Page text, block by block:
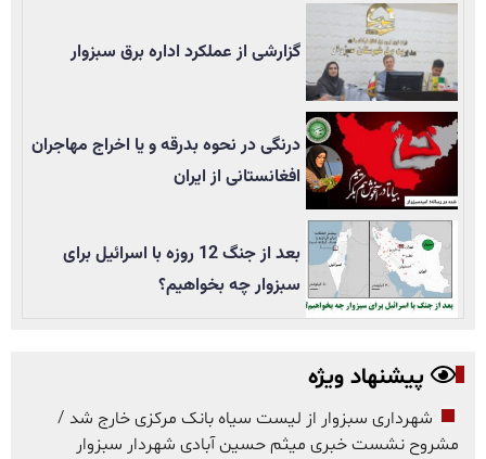
گزارشی از عملکرد اداره برق سبزوار
درنگی در نحوه بدرقه و یا اخراج مهاجران
افغانستانی از ایران
بعد از جنگ 12 روزه با اسرائیل برای
سبزوار چه بخواهیم؟
پیشنهاد ویژه
شهرداری سبزوار از لیست سیاه بانک مرکزی خارج شد /
مشروح نشست خبری میثم حسین آبادی شهردار سبزوار